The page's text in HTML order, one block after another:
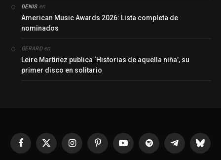
DENISen
American Music Awards 2026: Lista completa de
nominados
GERARDen
Leire Martínez publica ‘Historias de aquella niña’, su
primer disco en solitario
Facebook
X
InstagramPinterestYouTubeSpotify Telegrama